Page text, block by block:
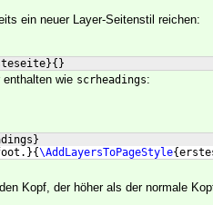
ein neuer Layer-Seitenstil reichen:
}{ }
wie scrheadings:
}
}{\AddLayersToPageStyle{
Kopf, der höher als der normale